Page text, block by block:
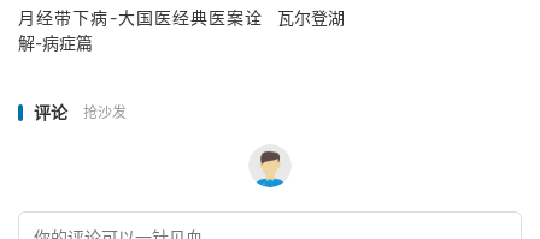
月经带下病-大国医经典医案诠
解-病症篇
瓦尔登湖
评论 抢沙发